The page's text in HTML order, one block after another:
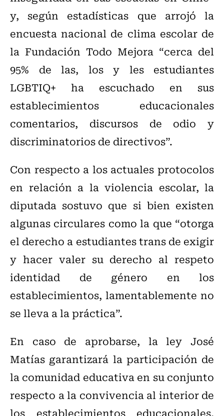
y, según estadísticas que arrojó la
encuesta nacional de clima escolar de
la Fundación Todo Mejora “cerca del
95% de las, los y les estudiantes
LGBTIQ+ ha escuchado en sus
establecimientos educacionales
comentarios, discursos de odio y
discriminatorios de directivos”.
Con respecto a los actuales protocolos
en relación a la violencia escolar, la
diputada sostuvo que si bien existen
algunas circulares como la que “otorga
el derecho a estudiantes trans de exigir
y hacer valer su derecho al respeto
identidad de género en los
establecimientos, lamentablemente no
se lleva a la práctica”.
En caso de aprobarse, la ley José
Matías garantizará la participación de
la comunidad educativa en su conjunto
respecto a la convivencia al interior de
los establecimientos educacionales,